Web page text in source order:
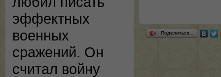
эффектных
военных
сражений. Он
считал войну
Поделиться…